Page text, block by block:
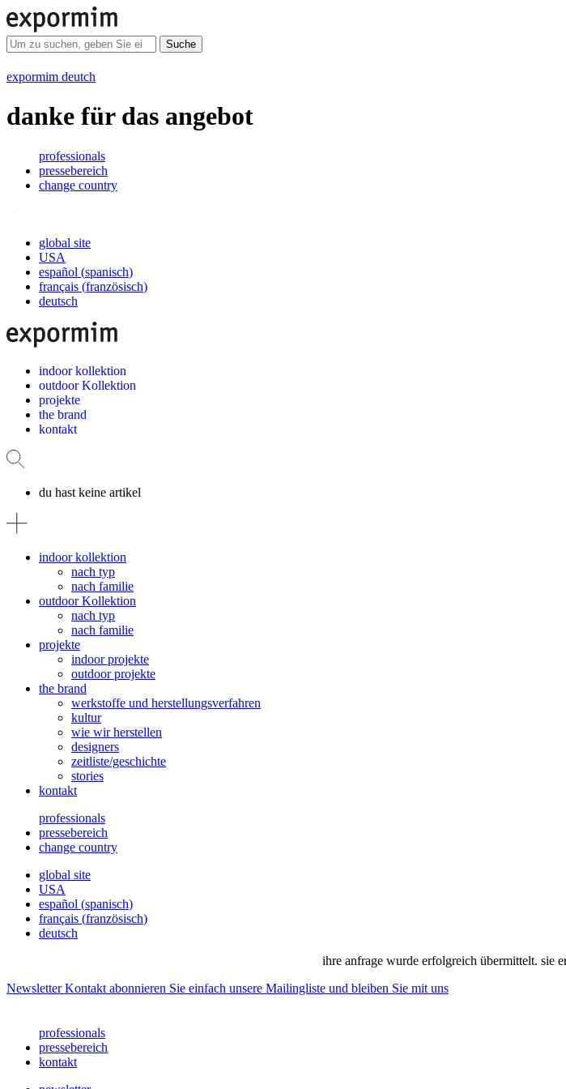
Suche
expormim deutch
danke für das angebot
professionals
pressebereich
change country
global site
USA
español (spanisch)
français (französisch)
deutsch
indoor kollektion
outdoor Kollektion
projekte
the brand
kontakt
du hast keine artikel
indoor kollektion
nach typ
nach familie
outdoor Kollektion
nach typ
nach familie
projekte
indoor projekte
outdoor projekte
the brand
werkstoffe und herstellungsverfahren
kultur
wie wir herstellen
designers
zeitliste/geschichte
stories
kontakt
professionals
pressebereich
change country
global site
USA
español (spanisch)
français (französisch)
deutsch
ihre anfrage wurde erfolgreich übermittelt. sie
Newsletter Kontakt abonnieren Sie einfach unsere Mailingliste und bleiben Sie mit uns
professionals
pressebereich
kontakt